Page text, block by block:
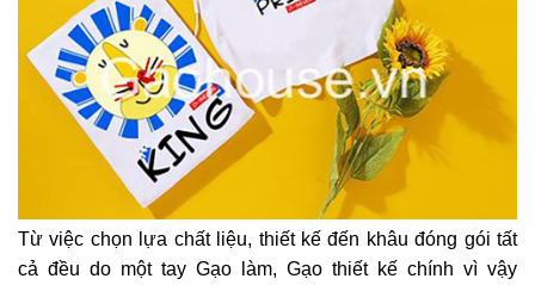
Từ việc chọn lựa chất liệu, thiết kế đến khâu đóng gói tất
cả đều do một tay Gạo làm, Gạo thiết kế chính vì vậy